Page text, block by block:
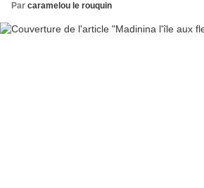
Par caramelou le rouquin